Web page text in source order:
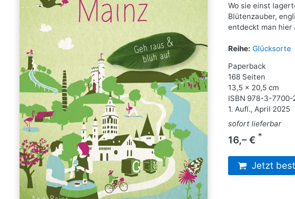
Wo sie einst
Blütenzauber,
entdeckt man hier
Reihe: Glücksorte
Paperback
168 Seiten
13,5 x 20,5 cm
ISBN 978-3-7700-
1. Aufl., April 2025
sofort lieferbar
16,– € *
Jetzt